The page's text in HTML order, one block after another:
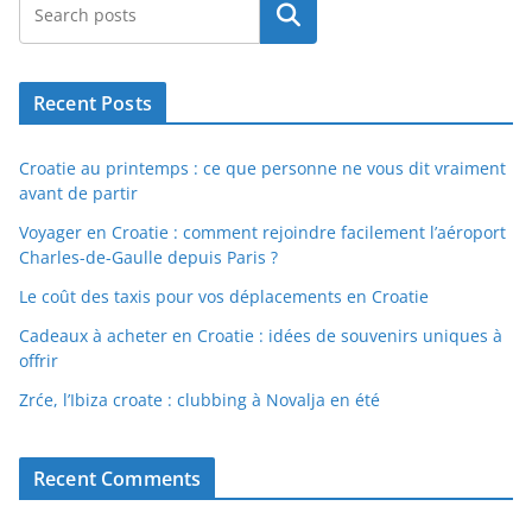
Rechercher
Recent Posts
Croatie au printemps : ce que personne ne vous dit vraiment
avant de partir
Voyager en Croatie : comment rejoindre facilement l’aéroport
Charles-de-Gaulle depuis Paris ?
Le coût des taxis pour vos déplacements en Croatie
Cadeaux à acheter en Croatie : idées de souvenirs uniques à
offrir
Zrće, l’Ibiza croate : clubbing à Novalja en été
Recent Comments